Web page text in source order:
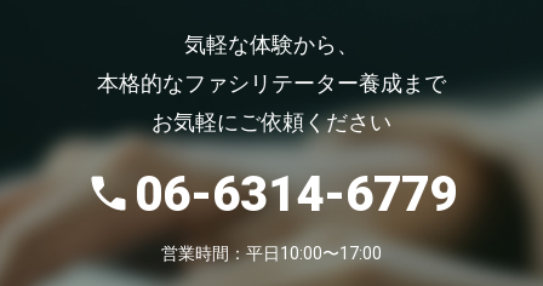
気軽な体験から、
本格的なファシリテーター養成まで
お気軽にご依頼ください
06-6314-6779
営業時間：平日10:00〜17:00